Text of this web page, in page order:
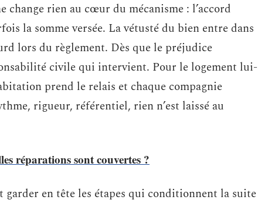
rien au cœur du mécanisme : l’accord
la somme versée. La vétusté du bien entre dans
lors du règlement. Dès que le préjudice
civile qui intervient. Pour le logement lui-
prend le relais et chaque compagnie
rigueur, référentiel, rien n’est laissé au
réparations sont couvertes ?
en tête les étapes qui conditionnent la suite